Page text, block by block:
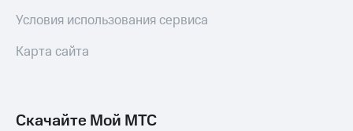
Условия использования сервиса
Карта сайта
Скачайте Мой МТС